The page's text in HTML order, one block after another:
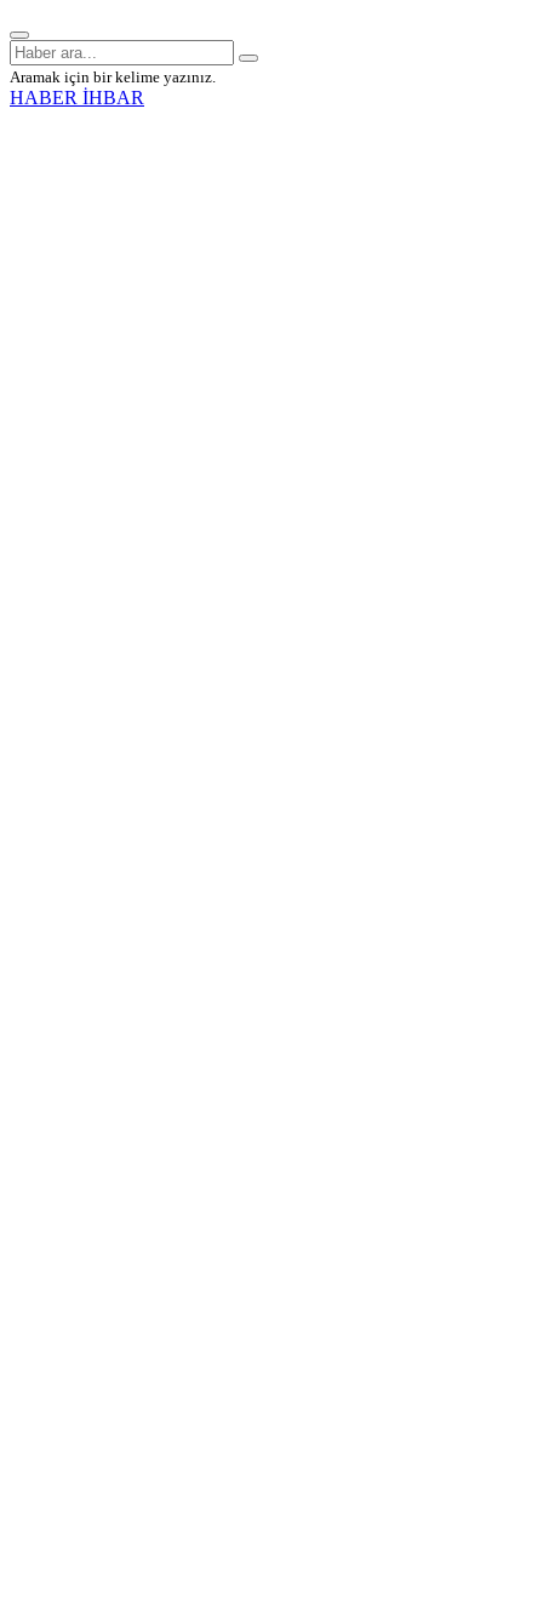
Aramak için bir kelime yazınız.
HABER İHBAR